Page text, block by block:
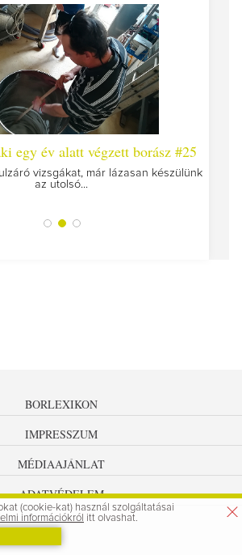
egy év alatt végzett borász #25
vizsgákat, már lázasan készülünk
az utolsó...
BORLEXIKON
IMPRESSZUM
MÉDIAAJÁNLAT
ADATVÉDELEM
(cookie-kat) használ szolgáltatásai
információkról itt olvashat.